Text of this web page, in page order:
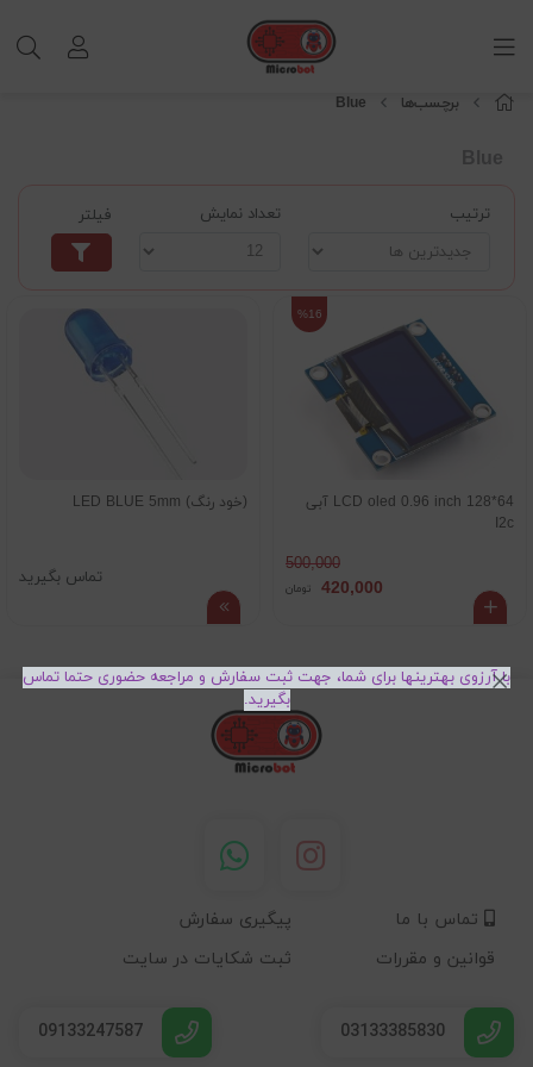
برچسب‌ها Blue
Blue
ترتیب تعداد نمایش فیلتر
LCD oled 0.96 inch 128*64 آبی
I2c
500,000
%16
420,000 تومان
(خود رنگ) LED BLUE 5mm
تماس بگیرید
تماس با ما
پیگیری سفارش
قوانین و مقررات
ثبت شکایات در سایت
03133385830
09133247587
با آرزوی بهترینها برای شما، جهت ثبت سفارش و مراجعه حضوری حتما تماس
بگیرید.